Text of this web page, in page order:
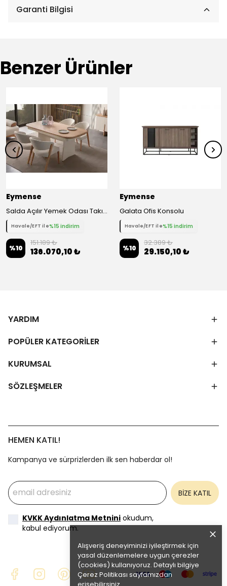
Alışveriş deneyiminizi iyileştirmek için
yasal düzenlemelere uygun çerezler
(cookies) kullanıyoruz. Detaylı bilgiye
Çerez Politikası sayfamızdan
Garanti Bilgisi
Benzer Ürünler
Eymense
Salda Açılır Yemek Odası Takımı 4 Sandalyeli
Havale/EFT ile%15 indirim
%10
151.189 ₺
136.070,10 ₺
Eymense
Galata Ofis Konsolu
Havale/EFT ile%15 indirim
%10
32.389 ₺
29.150,10 ₺
YARDIM
POPÜLER KATEGORİLER
KURUMSAL
SÖZLEŞMELER
HEMEN KATIL!
Kampanya ve sürprizlerden ilk sen haberdar ol!
BİZE KATIL
KVKK Aydınlatma Metnini okudum,
kabul ediyorum.